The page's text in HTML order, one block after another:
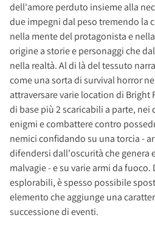
dell'amore perduto insieme alla
due impegni dal peso tremendo la
nella mente del protagonista e
origine a storie e personaggi che
nella realtà. Al di là del tessuto
come una sorta di survival horror
attraversare varie location di
di base più 2 scaricabili a parte,
enigmi e combattere contro
nemici confidando su una torcia -
difendersi dall'oscurità che genera
malvagie - e su varie armi da
esplorabili, è spesso possibile
elemento che aggiunge una
successione di eventi.